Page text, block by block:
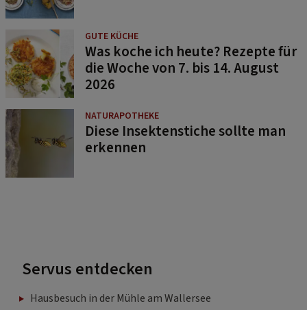
GUTE KÜCHE
Was koche ich heute? Rezepte für
die Woche von 7. bis 14. August
2026
NATURAPOTHEKE
Diese Insektenstiche sollte man
erkennen
Servus entdecken
Hausbesuch in der Mühle am Wallersee